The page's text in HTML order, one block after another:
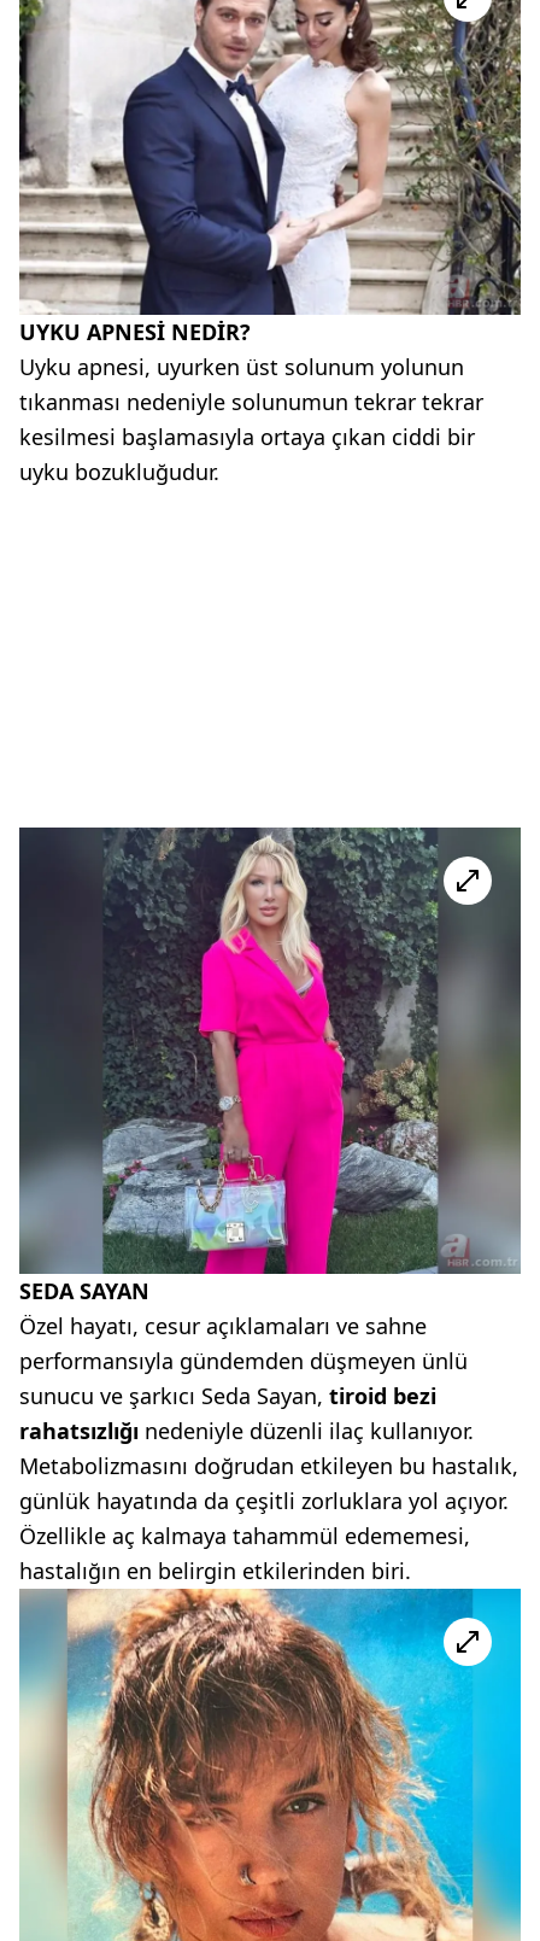
UYKU APNESİ NEDİR?
Uyku apnesi, uyurken üst solunum yolunun
tıkanması nedeniyle solunumun tekrar tekrar
kesilmesi başlamasıyla ortaya çıkan ciddi bir
uyku bozukluğudur.
SEDA SAYAN
Özel hayatı, cesur açıklamaları ve sahne
performansıyla gündemden düşmeyen ünlü
sunucu ve şarkıcı Seda Sayan, tiroid bezi
rahatsızlığı nedeniyle düzenli ilaç kullanıyor.
Metabolizmasını doğrudan etkileyen bu hastalık,
günlük hayatında da çeşitli zorluklara yol açıyor.
Özellikle aç kalmaya tahammül edememesi,
hastalığın en belirgin etkilerinden biri.